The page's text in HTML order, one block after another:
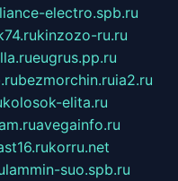
electro.spb.ru
kinzozo-ru.ru
eugrus.pp.ru
bezmorchin.ruia2.ru
kolosok-elita.ru
avegainfo.ru
korru.net
lammin-suo.spb.ru